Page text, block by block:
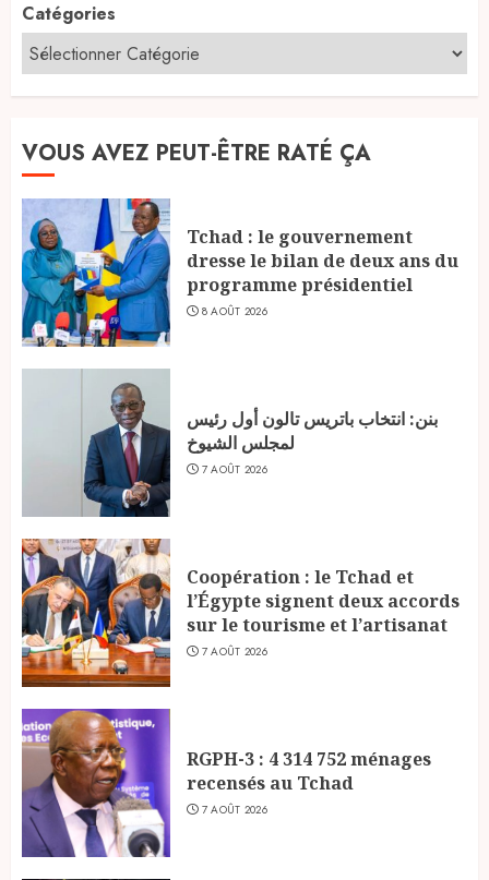
Catégories
VOUS AVEZ PEUT-ÊTRE RATÉ ÇA
Tchad : le gouvernement
dresse le bilan de deux ans du
programme présidentiel
8 AOÛT 2026
بنن: انتخاب باتريس تالون أول رئيس
لمجلس الشيوخ
7 AOÛT 2026
Coopération : le Tchad et
l’Égypte signent deux accords
sur le tourisme et l’artisanat
7 AOÛT 2026
RGPH-3 : 4 314 752 ménages
recensés au Tchad
7 AOÛT 2026